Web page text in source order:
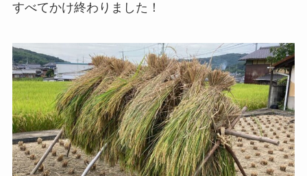
すべてかけ終わりました！